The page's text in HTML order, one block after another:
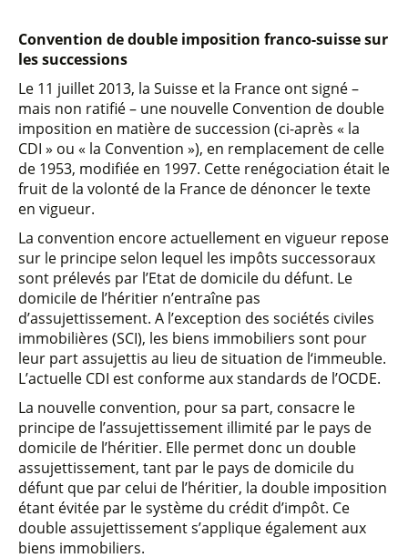
Convention de double imposition franco-suisse sur
les successions
Le 11 juillet 2013, la Suisse et la France ont signé –
mais non ratifié – une nouvelle Convention de double
imposition en matière de succession (ci-après « la
CDI » ou « la Convention »), en remplacement de celle
de 1953, modifiée en 1997. Cette renégociation était le
fruit de la volonté de la France de dénoncer le texte
en vigueur.
La convention encore actuellement en vigueur repose
sur le principe selon lequel les impôts successoraux
sont prélevés par l’Etat de domicile du défunt. Le
domicile de l’héritier n’entraîne pas
d’assujettissement. A l’exception des sociétés civiles
immobilières (SCI), les biens immobiliers sont pour
leur part assujettis au lieu de situation de l‘immeuble.
L’actuelle CDI est conforme aux standards de l’OCDE.
La nouvelle convention, pour sa part, consacre le
principe de l’assujettissement illimité par le pays de
domicile de l’héritier. Elle permet donc un double
assujettissement, tant par le pays de domicile du
défunt que par celui de l’héritier, la double imposition
étant évitée par le système du crédit d’impôt. Ce
double assujettissement s’applique également aux
biens immobiliers.